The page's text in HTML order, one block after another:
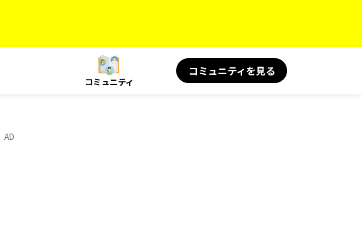
コミュニティ
コミュニティを見る
AD